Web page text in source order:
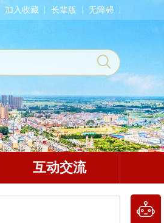
加入收藏 长辈版 无障碍
互动交流